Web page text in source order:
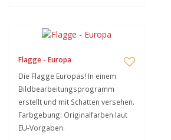
Flagge - Europa
Die Flagge Europas! In einem
Bildbearbeitungsprogramm
erstellt und mit Schatten versehen.
Farbgebung: Originalfarben laut
EU-Vorgaben.